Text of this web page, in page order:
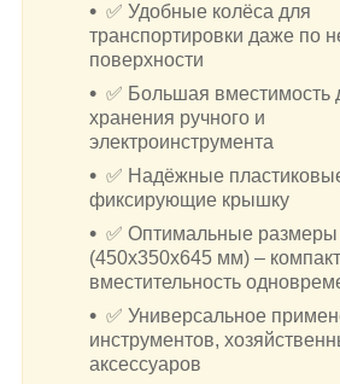
✅ Удобные колёса для
транспортировки даже по
поверхности
✅ Большая вместимость
хранения ручного и
электроинструмента
✅ Надёжные
фиксирующие крышку
✅ Оптимальные размеры
(450x350x645 мм) –
вместительность
✅ Универсальное
инструментов,
аксессуаров